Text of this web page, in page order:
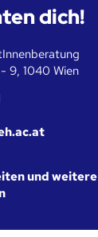
dich!
9, 1040 Wien
und weitere